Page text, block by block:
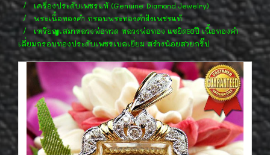
เครื่องประดับเพชรแท้ (Genuine Diamond Jewelry)
พระเนื้อทองคำ กรอบพระทองคำฝังเพชรแท้
เหรียญเสมาหลวงพ่อทวด หลวงพ่อทอง แซยิด93ปี เนื้อทองคำ
เลี่ยมกรอบทองประดับเพชรเบลเยี่ยม สร้างน้อยสวยกริ๊ป